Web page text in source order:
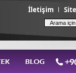
İletişim